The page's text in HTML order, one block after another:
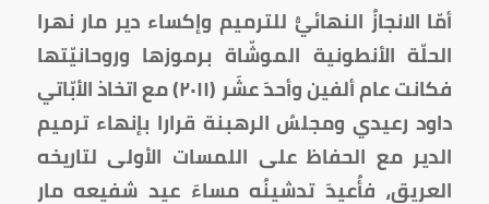
أمّا الانجازُ النهائيُّ للترميم وإكساء دير مار نهرا
الحلّة الأنطونية الموشّاة برموزها وروحانيّتها
فكانت عام ألفين وأحدَ عشَر (٢٠١١) مع اتخاذ الأبّاتي
داود رعيدي ومجلسُ الرهبنة قرارا بإنهاء ترميم
الدير مع الحفاظ على اللمسات الأولى لتاريخه
العريق، فأُعيدَ تدشينُه مساءَ عيد شفيعه مار